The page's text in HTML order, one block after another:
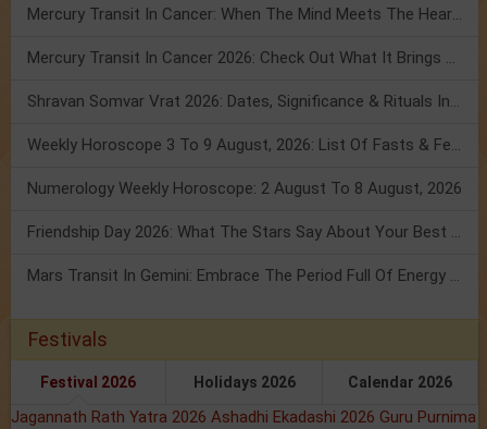
Mercury Transit In Cancer: When The Mind Meets The Heart!
Mercury Transit In Cancer 2026: Check Out What It Brings For You
Shravan Somvar Vrat 2026: Dates, Significance & Rituals In August
Weekly Horoscope 3 To 9 August, 2026: List Of Fasts & Festivals
Numerology Weekly Horoscope: 2 August To 8 August, 2026
Friendship Day 2026: What The Stars Say About Your Best Friend!
Mars Transit In Gemini: Embrace The Period Full Of Energy & Intelligence
Festivals
Festival 2026 Holidays 2026 Calendar 2026
Jagannath Rath Yatra 2026 Ashadhi Ekadashi 2026 Guru Purnima